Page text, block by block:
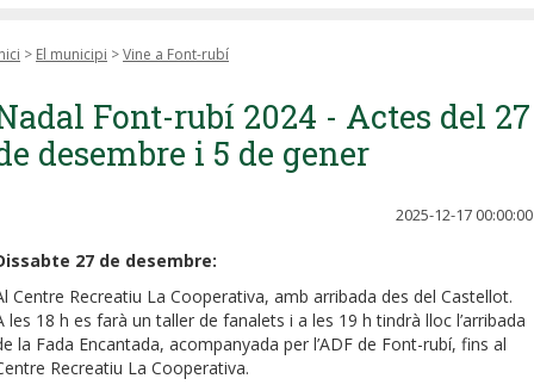
> El municipi >Vine a Font-rubí
Font-rubí 2024 - Actes del 27
desembre i 5 de gener
2025-12-17 00:00:00
27 de desembre:
Centre Recreatiu La Cooperativa, amb arribada des del Castellot.
les 18 h es farà un taller de fanalets i a les 19 h tindrà lloc l’arribada
la Fada Encantada, acompanyada per l’ADF de Font-rubí, fins al
Recreatiu La Cooperativa.